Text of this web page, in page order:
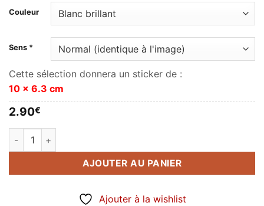
Couleur
Sens *
Cette sélection donnera un sticker de :
10 x 6.3 cm
2.90€
quantité de Bébé à bord Batman (pour fond clair)
AJOUTER AU PANIER
Ajouter à la wishlist